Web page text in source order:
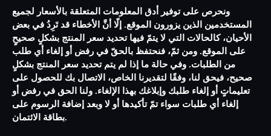
ونحرص على توفير أدق المعلومات المتعلقة بالأسعار لجميع
المستخدمين الذين يزورون الموقع. إلّا أنَّ الأخطاء قد تَرِدُ في بعض
الأحيان، كالحالات التي لا يتمّ فيها تحديد سعر المنتج بشكلٍ صحيحٍ
على الموقع. ومن ثمّ، فنحتفظ بالحقّ في رفض أو إلغاء أي طلب
من الطلبات. وفي حالة ما إذا لم يتم تحديد سعر المنتج بشكلٍ
صحيح، فيحق لنا، وفقًا لتقديرنا الخاص، الاتصال بك للحصول على
تعليماتٍ أو إلغاء طلبك وإبلاغك بهذا الإلغاء. ولنا الحق في رفض أو
إلغاء أي طلبات سواء تمّ تأكيدها أو لا وبعد إضافة الرسوم على
بطاقة الائتمان.